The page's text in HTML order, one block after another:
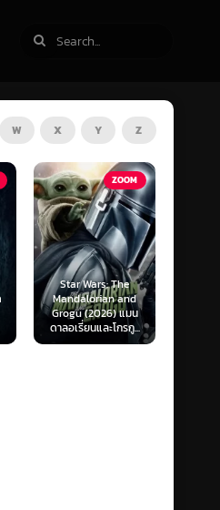
W X Y Z
TV
The Last of Us
Season 1-2 (2025)
เดอะ ลาสต์ ออฟ อัส